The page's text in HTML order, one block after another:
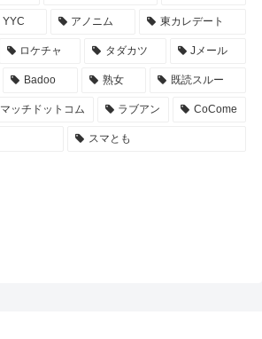
YYC アノニム 東カレデート
ロケチャ タダカツ Jメール
Badoo 熟女 既読スルー
マッチドットコム ラブアン CoCome
スマとも